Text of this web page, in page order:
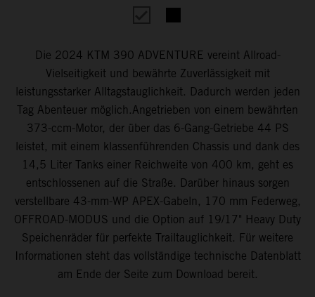
Die 2024 KTM 390 ADVENTURE vereint Allroad-
Vielseitigkeit und bewährte Zuverlässigkeit mit
leistungsstarker Alltagstauglichkeit. Dadurch werden jeden
Tag Abenteuer möglich.Angetrieben von einem bewährten
373-ccm-Motor, der über das 6-Gang-Getriebe 44 PS
leistet, mit einem klassenführenden Chassis und dank des
14,5 Liter Tanks einer Reichweite von 400 km, geht es
entschlossenen auf die Straße. Darüber hinaus sorgen
verstellbare 43-mm-WP APEX-Gabeln, 170 mm Federweg,
OFFROAD-MODUS und die Option auf 19/17" Heavy Duty
Speichenräder für perfekte Trailtauglichkeit. Für weitere
Informationen steht das vollständige technische Datenblatt
am Ende der Seite zum Download bereit.